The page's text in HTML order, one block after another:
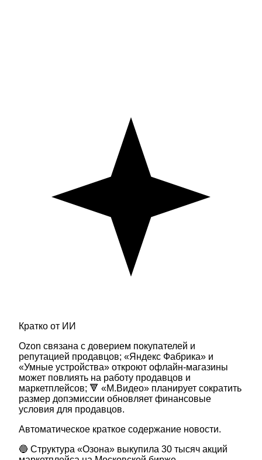
Кратко от ИИ
Ozon связана с доверием покупателей и
репутацией продавцов; «Яндекс Фабрика» и
«Умные устройства» откроют офлайн-магазины
может повлиять на работу продавцов и
маркетплейсов; 🔻 «М.Видео» планирует сократить
размер допэмиссии обновляет финансовые
условия для продавцов.
Автоматическое краткое содержание новости.
🔵 Структура «Озона» выкупила 30 тысяч акций